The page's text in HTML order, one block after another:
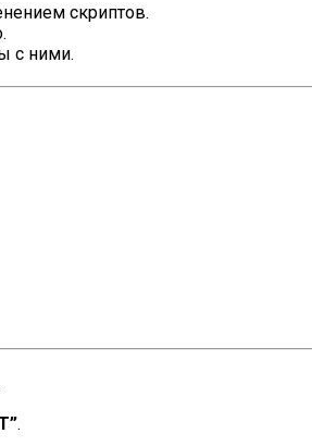
скриптов.
с ними.
.